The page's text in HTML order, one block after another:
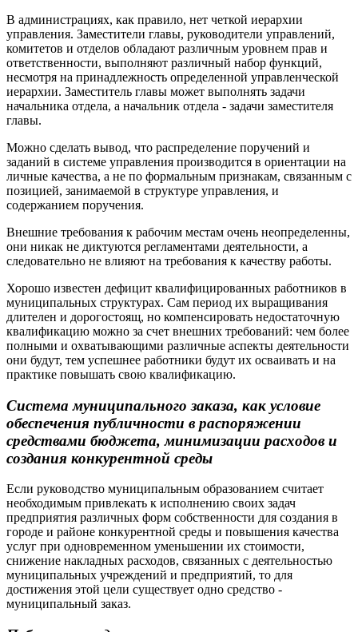
В администрациях, как правило, нет четкой иерархии
управления. Заместители главы, руководители управлений,
комитетов и отделов обладают различным уровнем прав и
ответственности, выполняют различный набор функций,
несмотря на принадлежность определенной управленческой
иерархии. Заместитель главы может выполнять задачи
начальника отдела, а начальник отдела - задачи заместителя
главы.
Можно сделать вывод, что распределение поручений и
заданий в системе управления производится в ориентации на
личные качества, а не по формальным признакам, связанным с
позицией, занимаемой в структуре управления, и
содержанием поручения.
Внешние требования к рабочим местам очень неопределенны,
они никак не диктуются регламентами деятельности, а
следовательно не влияют на требования к качеству работы.
Хорошо известен дефицит квалифицированных работников в
муниципальных структурах. Сам период их выращивания
длителен и дорогостоящ, но компенсировать недостаточную
квалификацию можно за счет внешних требований: чем более
полными и охватывающими различные аспекты деятельности
они будут, тем успешнее работники будут их осваивать и на
практике повышать свою квалификацию.
Система муниципального заказа, как условие
обеспечения публичности в распоряжении
средствами бюджета, минимизации расходов и
создания конкурентной среды
Если руководство муниципальным образованием считает
необходимым привлекать к исполнению своих задач
предприятия различных форм собственности для создания в
городе и районе конкурентной среды и повышения качества
услуг при одновременном уменьшении их стоимости,
снижение накладных расходов, связанных с деятельностью
муниципальных учреждений и предприятий, то для
достижения этой цели существует одно средство -
муниципальный заказ.